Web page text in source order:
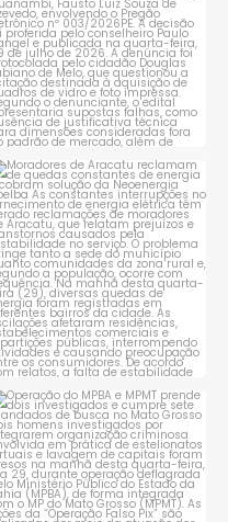
Moradores de Aracatu
reclamam de quedas
constantes ...
1 0
Operação do MPBA e MPMT
prende dois investigados e...
1 0